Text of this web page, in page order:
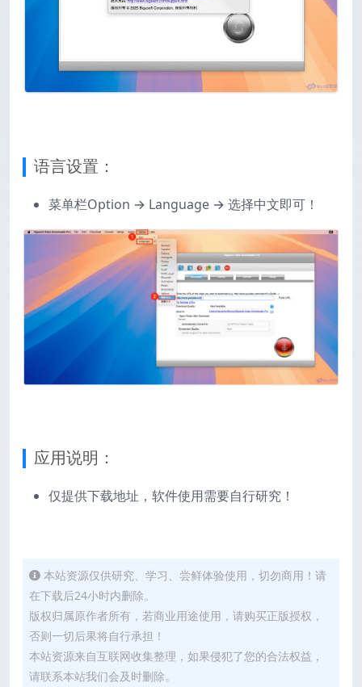
语言设置：
菜单栏Option → Language → 选择中文即可！
应用说明：
仅提供下载地址，软件使用需要自行研究！
本站资源仅供研究、学习、尝鲜体验使用，切勿商用！请
在下载后24小时内删除。
版权归属原作者所有，若商业用途使用，请购买正版授权，
否则一切后果将自行承担！
本站资源来自互联网收集整理，如果侵犯了您的合法权益，
请联系本站我们会及时删除。